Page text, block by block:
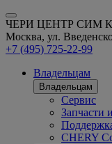
ЧЕРИ ЦЕНТР СИМ
Москва, ул.
+7 (495) 725-22-99
Владельцам
Владельцам
Сервис
Запчасти
CHERY